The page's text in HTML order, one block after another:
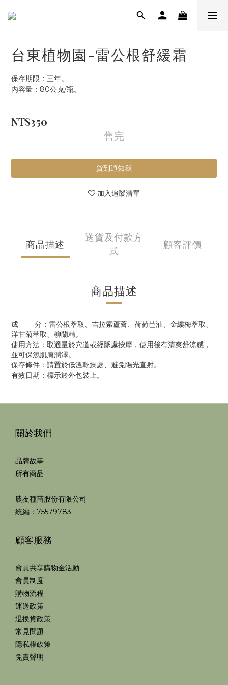
台東植物園-雷公根舒緩霜
保存期限：三年。
內容量：80公克/瓶。
NT$350
售完
貨到通知我
加入追蹤清單
商品描述
送貨及付款方
式
顧客評價
商品描述
成 分：雷公根萃取、吉拉索蘆薈、荷荷芭油、金縷梅萃取、
洋甘菊萃取、柳蘭精。
使用方法：取適量於穴道或經脈處按摩，使用後有清爽舒涼感，
並可保濕肌膚潤澤。
保存條件：請置於低溫乾燥處、避免陽光直射。
有效日期：標示於外包裝上。
關於我們
品牌故事
所有商品
農友種苗股份有限公司
統編：75579783
顧客服務
會員共享購物金活動
會員制度
購物流程
運送政策
退換貨政策
常見問題
隱私權政策
免責聲明